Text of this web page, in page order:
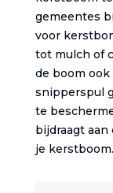
gemeentes
voor
tot mulch of
de boom
snipperspul
te
bijdraagt
je kerstboom.